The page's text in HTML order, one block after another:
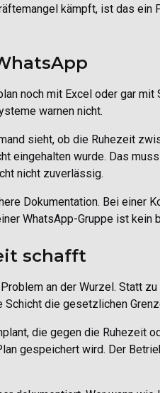
kämpft, ist das ein
noch mit Excel oder gar mit
warnen nicht.
sieht, ob die Ruhezeit
eingehalten wurde. Das
nicht zuverlässig.
Dokumentation. Bei einer
WhatsApp-Gruppe ist kein
schafft
an der Wurzel. Statt
die gesetzlichen
die gegen die Ruhezeit
gespeichert wird. Der